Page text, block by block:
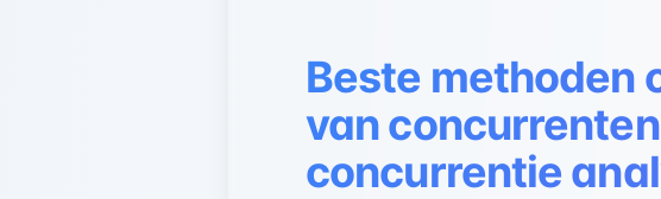
Beste methoden
van
concurrentie